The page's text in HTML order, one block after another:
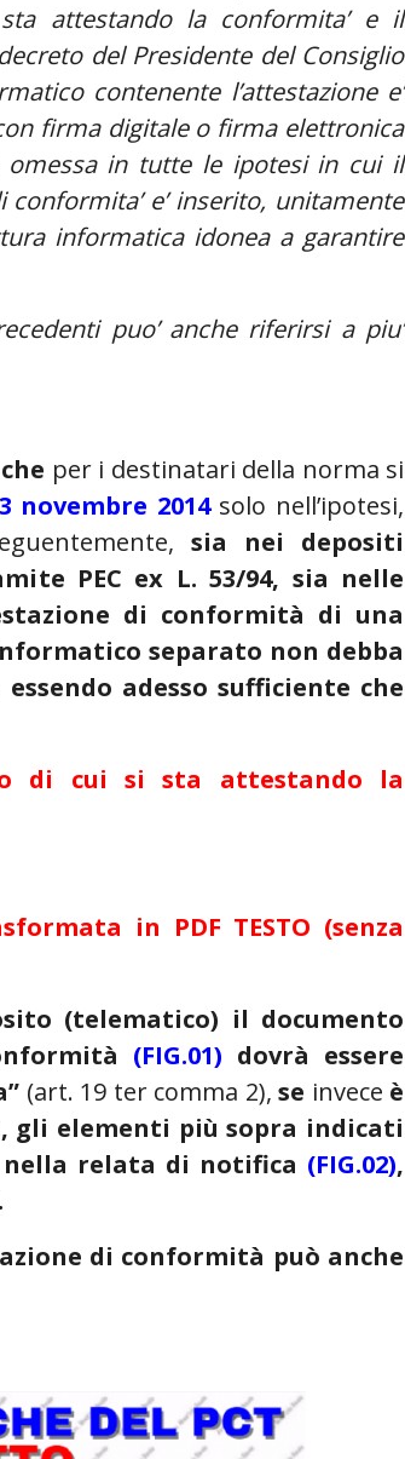
attestando la conformita’ e il
del Presidente del Consiglio
contenente l’attestazione e’
firma digitale o firma elettronica
omessa in tutte le ipotesi in cui il
e’ inserito, unitamente
informatica idonea a garantire
puo’ anche riferirsi a piu’
per i destinatari della norma si
novembre 2014solo nell’ipotesi,
sia nei depositi
PEC ex L. 53/94, sia nelle
di conformità di una
separato non debba
adesso sufficiente che
di cui si sta attestando la
in PDF TESTO (senza
(telematico) il documento
(FIG.01) dovrà essere
(art. 19 ter comma 2),se invece è
gli elementi più sopra indicati
nella relata di notifica (FIG.02),
di conformità può anche